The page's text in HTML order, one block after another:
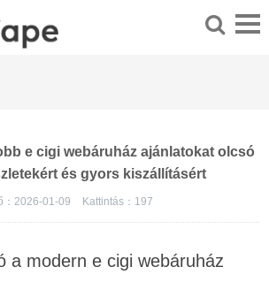
e cigi webáruház ajánlatokat olcsó
és gyors kiszállításért
：2026-01-09 Kattintás： 197
a modern e cigi webáruház